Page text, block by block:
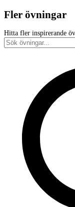
Fler övningar
Hitta fler inspirerande